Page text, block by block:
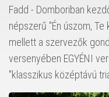
Fadd - Domboriban
népszerű "Én úszom,
mellett a szervezők
versenyében EGYÉNI
"klasszikus középtávú